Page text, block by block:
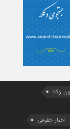
وکلا
اخبار حقوقی